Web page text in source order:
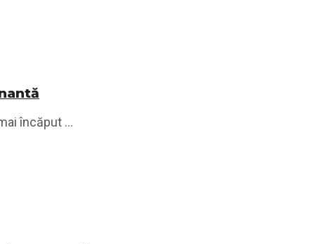
încăput ...